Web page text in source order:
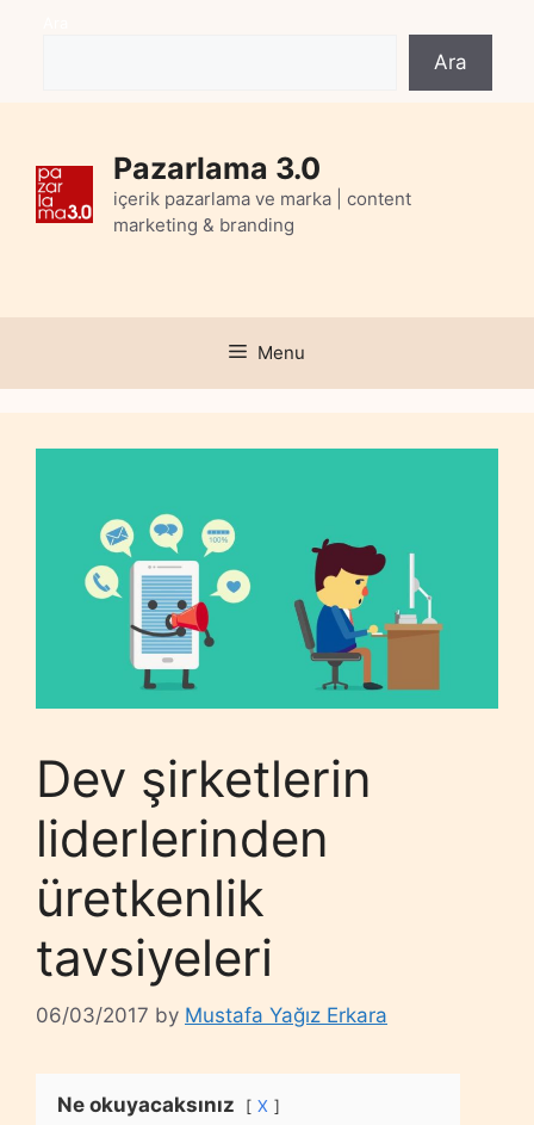
Ara
Pazarlama 3.0
içerik pazarlama ve marka | content
marketing & branding
Menu
Dev şirketlerin
liderlerinden
üretkenlik
tavsiyeleri
06/03/2017 by Mustafa Yağız Erkara
Ne okuyacaksınız X